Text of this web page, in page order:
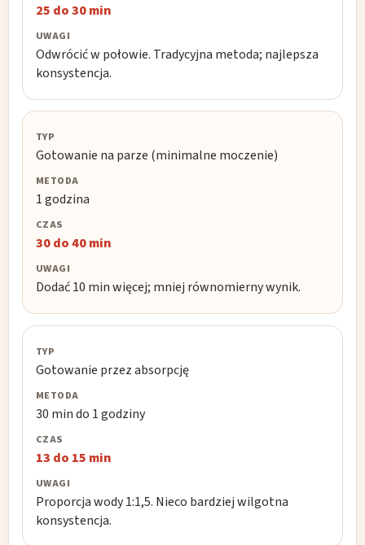
Czas
gotowania
Uwagi
25 do 30 min
Odwrócić w połowie. Tradycyjna metoda; najlepsza
konsystencja.
Gotowanie na parze (minimalne moczenie)
1 godzina
30 do 40 min
Dodać 10 min więcej; mniej równomierny wynik.
Gotowanie przez absorpcję
30 min do 1 godziny
13 do 15 min
Proporcja wody 1:1,5. Nieco bardziej wilgotna
konsystencja.